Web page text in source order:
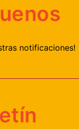
notificaciones!